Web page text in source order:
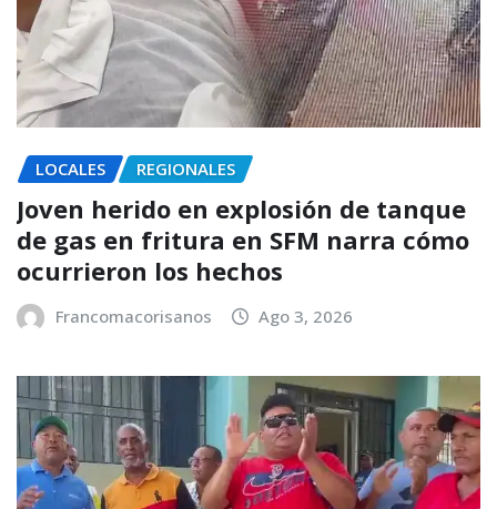
LOCALES REGIONALES
Joven herido en explosión de tanque
de gas en fritura en SFM narra cómo
ocurrieron los hechos
Francomacorisanos Ago 3, 2026